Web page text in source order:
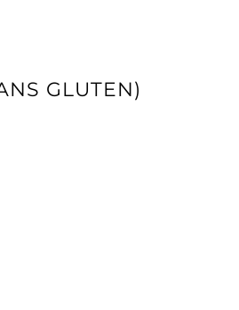
GLUTEN)